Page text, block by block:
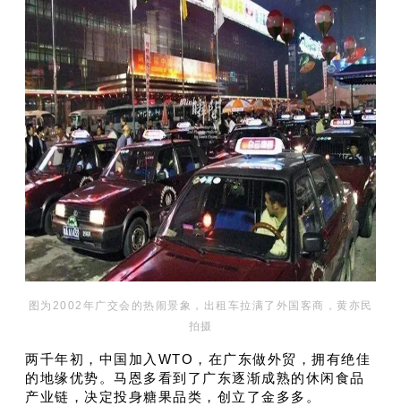
图为2002年广交会的热闹景象，出租车拉满了外国客商，黄亦民
拍摄
两千年初，中国加入WTO，在广东做外贸，拥有绝佳
的地缘优势。马恩多看到了广东逐渐成熟的休闲食品
产业链，决定投身糖果品类，创立了金多多。